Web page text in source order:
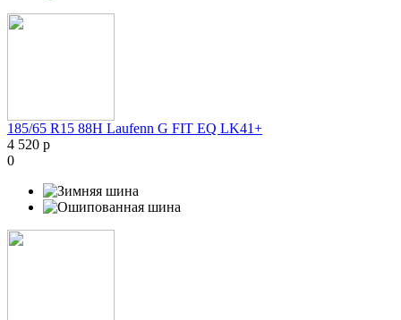
185/65 R15 88H Laufenn G FIT EQ LK41+
4 520 р
0